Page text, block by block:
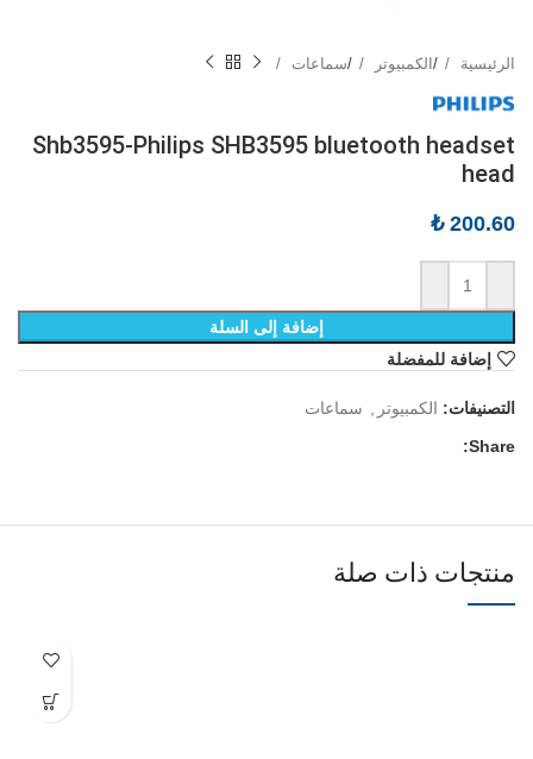
الرئيسية / الكمبيوتر /سماعات
Shb3595-Philips SHB3595 bluetooth headset
head
₺200.60
إضافة إلى السلة
إضافة للمفضلة
التصنيفات: الكمبيوتر , سماعات
Share:
منتجات ذات صلة